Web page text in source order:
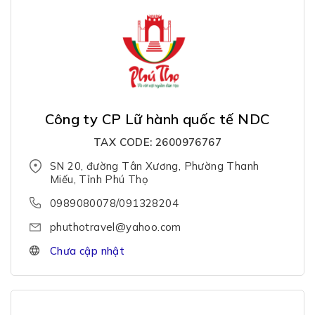
Công ty CP Lữ hành quốc tế NDC
TAX CODE: 2600976767
SN 20, đường Tân Xương, Phường Thanh
Miếu, Tỉnh Phú Thọ
0989080078/091328204
phuthotravel@yahoo.com
Chưa cập nhật